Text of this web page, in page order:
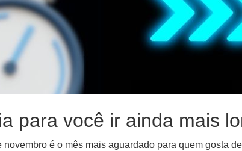
para você ir ainda mais
é o mês mais aguardado para quem gosta